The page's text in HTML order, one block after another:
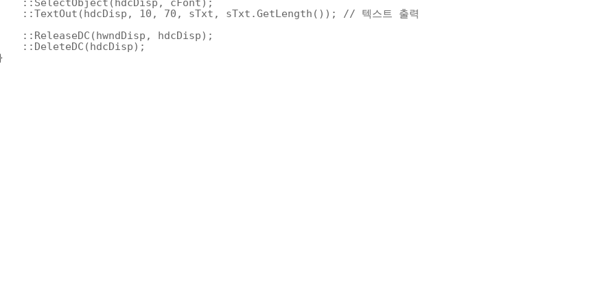
::TextOut(hdcDisp, 10, 70, sTxt, sTxt.GetLength());
// 텍스트 출력
::ReleaseDC(hwndDisp, hdcDisp);
::DeleteDC(hdcDisp);